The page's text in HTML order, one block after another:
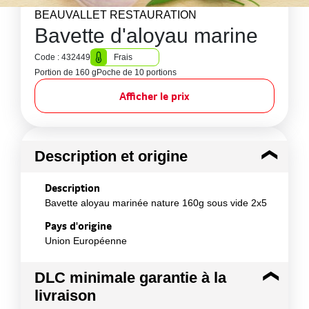
BEAUVALLET RESTAURATION
Bavette d'aloyau marine
Code : 432449
Frais
Portion de 160 g Poche de 10 portions
Afficher le prix
Description et origine
Description
Bavette aloyau marinée nature 160g sous vide 2x5
Pays d'origine
Union Européenne
DLC minimale garantie à la
livraison